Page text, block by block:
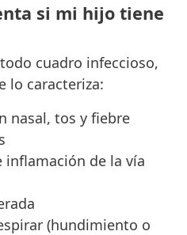
si mi hijo tiene
cuadro infeccioso,
lo caracteriza:
nasal, tos y fiebre
inflamación de la vía
(hundimiento o